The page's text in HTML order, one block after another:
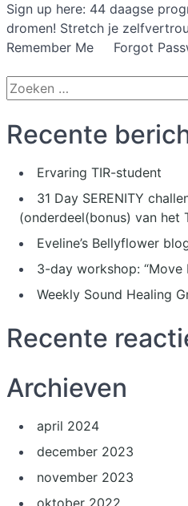
Sign up here: 44 daagse
dromen! Stretch je
Remember Me Forgot
Zoek
naar:
Recente
Ervaring TIR-student
31 Day SERENITY
(onderdeel(bonus) van het
Eveline’s Bellyflower
3-day workshop:
Weekly Sound Healing
Recente
Archieven
april 2024
december 2023
november 2023
oktober 2022